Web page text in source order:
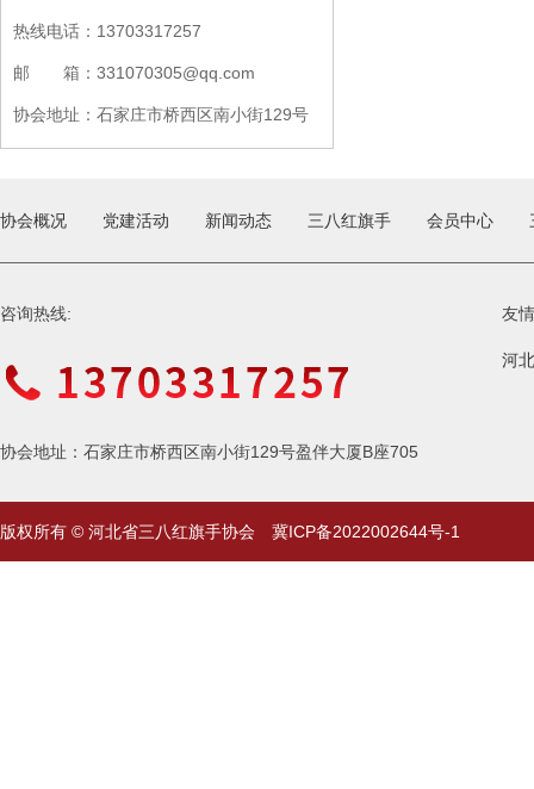
热线电话：13703317257
邮 箱：331070305@qq.com
协会地址：石家庄市桥西区南小街129号
协会概况 党建活动 新闻动态 三八红旗手 会员中心
咨询热线:
协会地址：石家庄市桥西区南小街129号盈伴大厦B座705
友
河
版权所有 © 河北省三八红旗手协会 冀ICP备2022002644号-1